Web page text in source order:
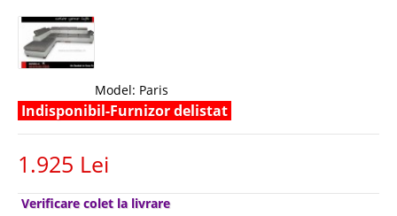
Model: Paris
Indisponibil-Furnizor delistat
1.925 Lei
Verificare colet la livrare